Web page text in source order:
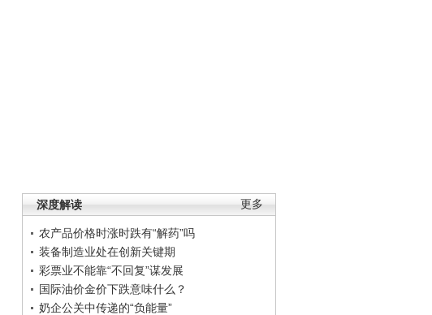
更多
深度解读
农产品价格时涨时跌有“解药”吗
装备制造业处在创新关键期
彩票业不能靠“不回复”谋发展
国际油价金价下跌意味什么？
奶企公关中传递的“负能量”